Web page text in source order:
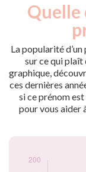
Quelle
La popularité
sur ce qui plaît
graphique,
ces dernières
si ce prénom
pour vous aider
Année
nés
2010
127
2011
150
2012
143
2013
143
2014
152
2015
157
2019
157